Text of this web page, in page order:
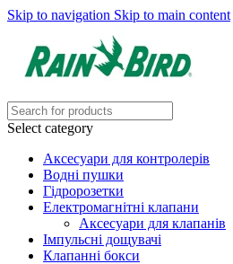
Skip to navigation Skip to main content
Select category
Аксесуари для контролерів
Водні пушки
Гідророзетки
Електромагнітні клапани
Аксесуари для клапанів
Імпульсні дощувачі
Клапанні бокси